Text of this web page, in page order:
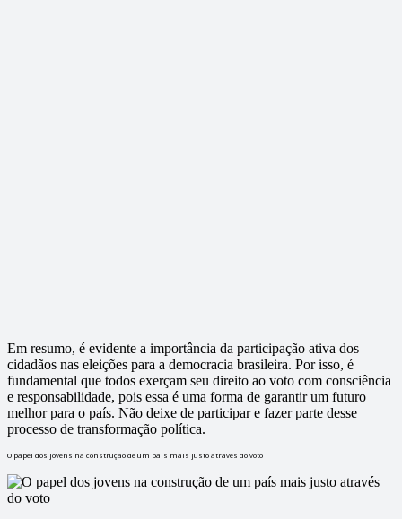
Em resumo, é evidente a importância da participação ativa dos
cidadãos nas eleições para a democracia brasileira. Por isso, é
fundamental que todos exerçam seu direito ao voto com consciência
e responsabilidade, pois essa é uma forma de garantir um futuro
melhor para o país. Não deixe de participar e fazer parte desse
processo de transformação política.
O papel dos jovens na construção de um país mais justo através do voto